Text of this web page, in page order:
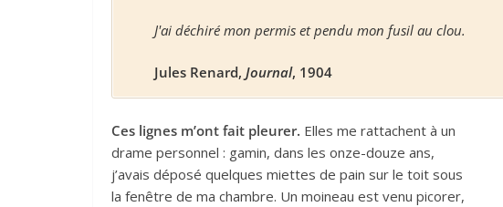
J'ai déchiré mon permis et pendu mon fusil au clou.
Jules Renard, Journal, 1904
Ces lignes m’ont fait pleurer. Elles me rattachent à un
drame personnel : gamin, dans les onze-douze ans,
j’avais déposé quelques miettes de pain sur le toit sous
la fenêtre de ma chambre. Un moineau est venu picorer,